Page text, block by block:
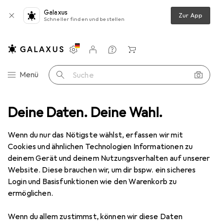
Deine Daten. Deine Wahl.
Wenn du nur das Nötigste wählst, erfassen wir mit
Cookies und ähnlichen Technologien Informationen zu
deinem Gerät und deinem Nutzungsverhalten auf unserer
Website. Diese brauchen wir, um dir bspw. ein sicheres
Login und Basisfunktionen wie den Warenkorb zu
ermöglichen.
Wenn du allem zustimmst, können wir diese Daten
Galaxus
Schneller finden und bestellen Zur App
Navigation nach Kategorien
Menü Suche
Einstellungen
Kundenkonto
Vergleichslisten
Merklisten
Warenkorb
Haarfarbe Londa Cremehaarfarbe Color 2/0 schwarz
4 Bilder
MENGENRABATT
Londa Cremehaarfarbe Color 2/0
EUR
8,96